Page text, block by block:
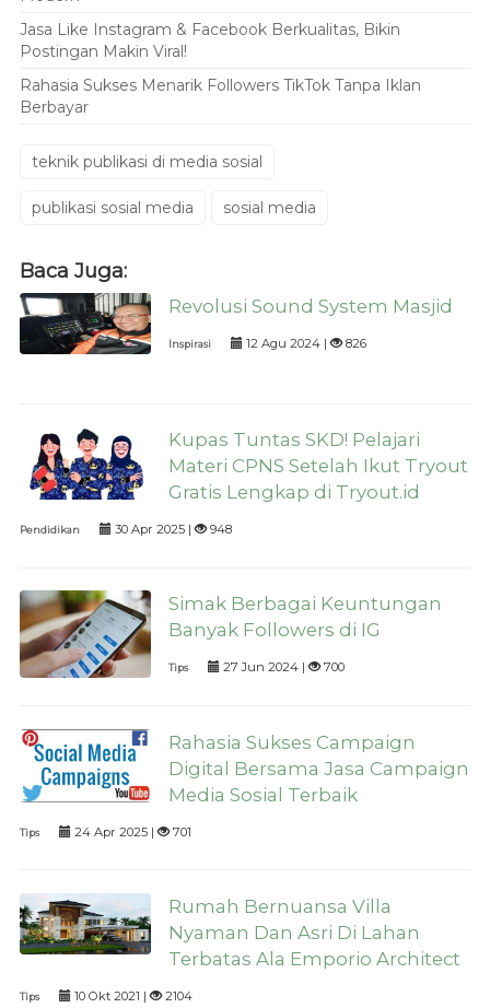
Jasa Like Instagram & Facebook Berkualitas, Bikin
Postingan Makin Viral!
Rahasia Sukses Menarik Followers TikTok Tanpa Iklan
Berbayar
teknik publikasi di media sosial
publikasi sosial media sosial media
Baca Juga:
Revolusi Sound System Masjid
Inspirasi 12 Agu 2024 | 826
Kupas Tuntas SKD! Pelajari
Materi CPNS Setelah Ikut Tryout
Gratis Lengkap di Tryout.id
Pendidikan 30 Apr 2025 | 948
Simak Berbagai Keuntungan
Banyak Followers di IG
Tips 27 Jun 2024 | 700
Rahasia Sukses Campaign
Digital Bersama Jasa Campaign
Media Sosial Terbaik
Tips 24 Apr 2025 | 701
Rumah Bernuansa Villa
Nyaman Dan Asri Di Lahan
Terbatas Ala Emporio Architect
Tips 10 Okt 2021 | 2104